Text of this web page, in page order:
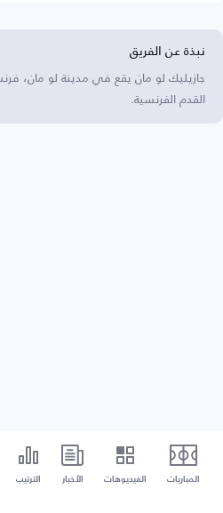
نبذة عن الفريق
جازيليك لو مان يقع في مدينة لو مان،
القدم الفرنسية.
المباريات الفيديوهات الأخبار الترتيب